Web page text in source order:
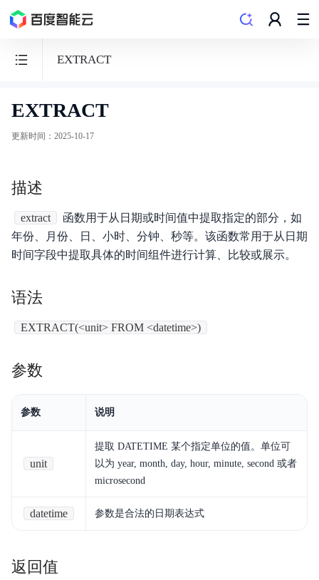
EXTRACT
数
据
PALO
产品概述
产品定价
快速入门
服务等级协议SLA
SQL手册
EXTRACT
更新时间 ： 2025-10-17
描述
extract
函数用于从日期或时间值中提取指定的部分，如
年份、月份、日、小时、分钟、秒等。该函数常用于从日期
时间字段中提取具体的时间组件进行计算、比较或展示。
语法
EXTRACT(<unit> FROM <datetime>)
参数
参数 说明
unit
提取 DATETIME 某个指定单位的值。单位可
以为 year, month, day, hour, minute, second 或者
microsecond
datetime 参数是合法的日期表达式
返回值